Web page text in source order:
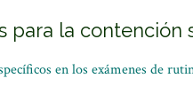
para la contención
en los exámenes de